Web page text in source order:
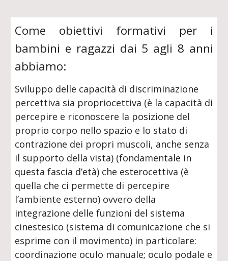
Come obiettivi formativi per i
bambini e ragazzi dai 5 agli 8 anni
abbiamo:
Sviluppo delle capacità di discriminazione
percettiva sia propriocettiva (è la capacità di
percepire e riconoscere la posizione del
proprio corpo nello spazio e lo stato di
contrazione dei propri muscoli, anche senza
il supporto della vista) (fondamentale in
questa fascia d’età) che esterocettiva (è
quella che ci permette di percepire
l’ambiente esterno) ovvero della
integrazione delle funzioni del sistema
cinestesico (sistema di comunicazione che si
esprime con il movimento) in particolare:
coordinazione oculo manuale; oculo podale e